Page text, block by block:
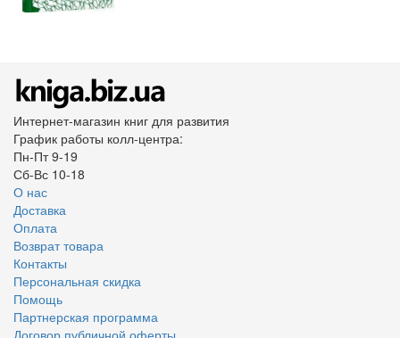
Интернет-магазин книг для развития
График работы колл-центра:
Пн-Пт 9-19
Сб-Вс 10-18
О нас
Доставка
Оплата
Возврат товара
Контакты
Персональная скидка
Помощь
Партнерская программа
Договор публичной оферты